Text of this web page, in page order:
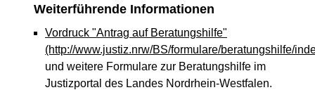
Weiterführende Informationen
Vordruck "Antrag auf Beratungshilfe"
(http://www.justiz.nrw/BS/formulare/beratungshilfe/
und weitere Formulare zur Beratungshilfe im
Justizportal des Landes Nordrhein-Westfalen.